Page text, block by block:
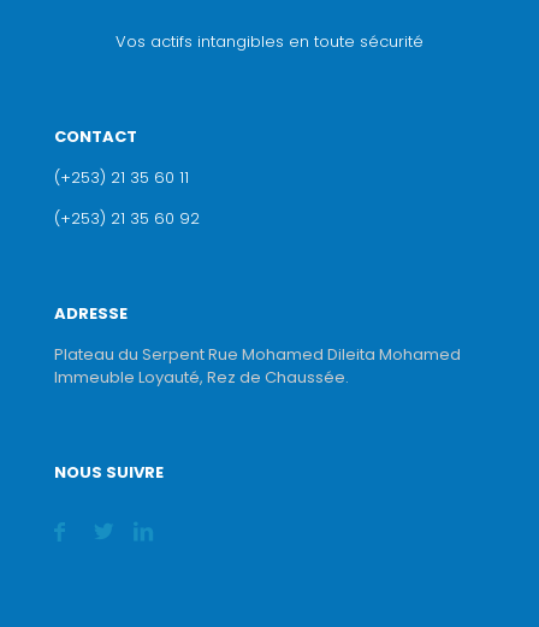
Vos actifs intangibles en toute sécurité
CONTACT
(+253) 21 35 60 11
(+253) 21 35 60 92
ADRESSE
Plateau du Serpent Rue Mohamed Dileita Mohamed
Immeuble Loyauté, Rez de Chaussée.
NOUS SUIVRE